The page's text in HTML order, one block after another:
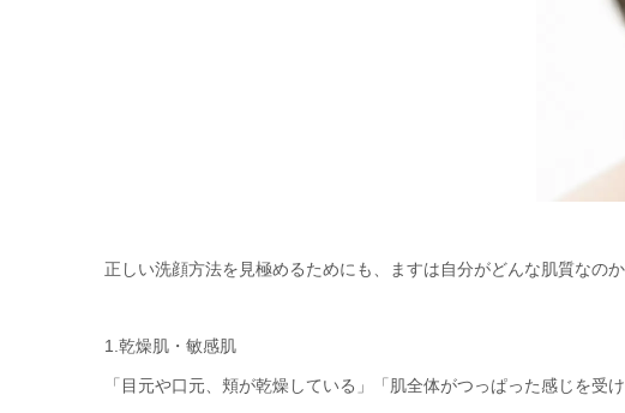
正しい洗顔方法を見極めるためにも、ますは自分がどんな肌質なの
1.乾燥肌・敏感肌
「目元や口元、頬が乾燥している」「肌全体がつっぱった感じを